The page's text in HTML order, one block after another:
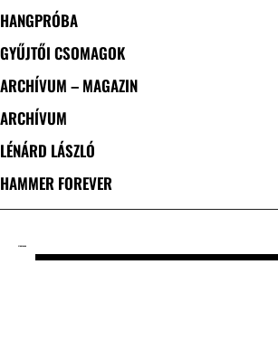
HANGPRÓBA
GYŰJTŐI CSOMAGOK
ARCHÍVUM – MAGAZIN
ARCHÍVUM
LÉNÁRD LÁSZLÓ
HAMMER FOREVER